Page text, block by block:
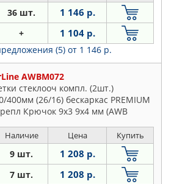
36 шт. 1 146 р.
+ 1 104 р.
(5) от 1 146 р.
AWBM072
стеклооч компл. (2шт.)
400мм (26/16) бескаркас PREMIUM
Крючок 9x3 9x4 мм (AWB
Наличие Цена Купить
9 шт. 1 208 р.
7 шт. 1 208 р.